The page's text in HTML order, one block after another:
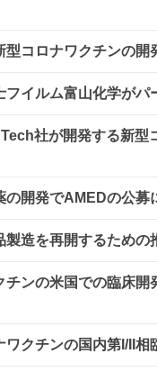
型コロナワクチンの
フイルム富山化学が
社が開発する新
の開発でAMEDの公
製造を再開するため
チンの米国での臨床
ワクチンの国内第I/II